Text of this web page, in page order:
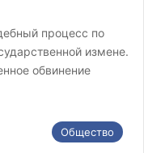
процесс по
измене.
обвинение
Общество